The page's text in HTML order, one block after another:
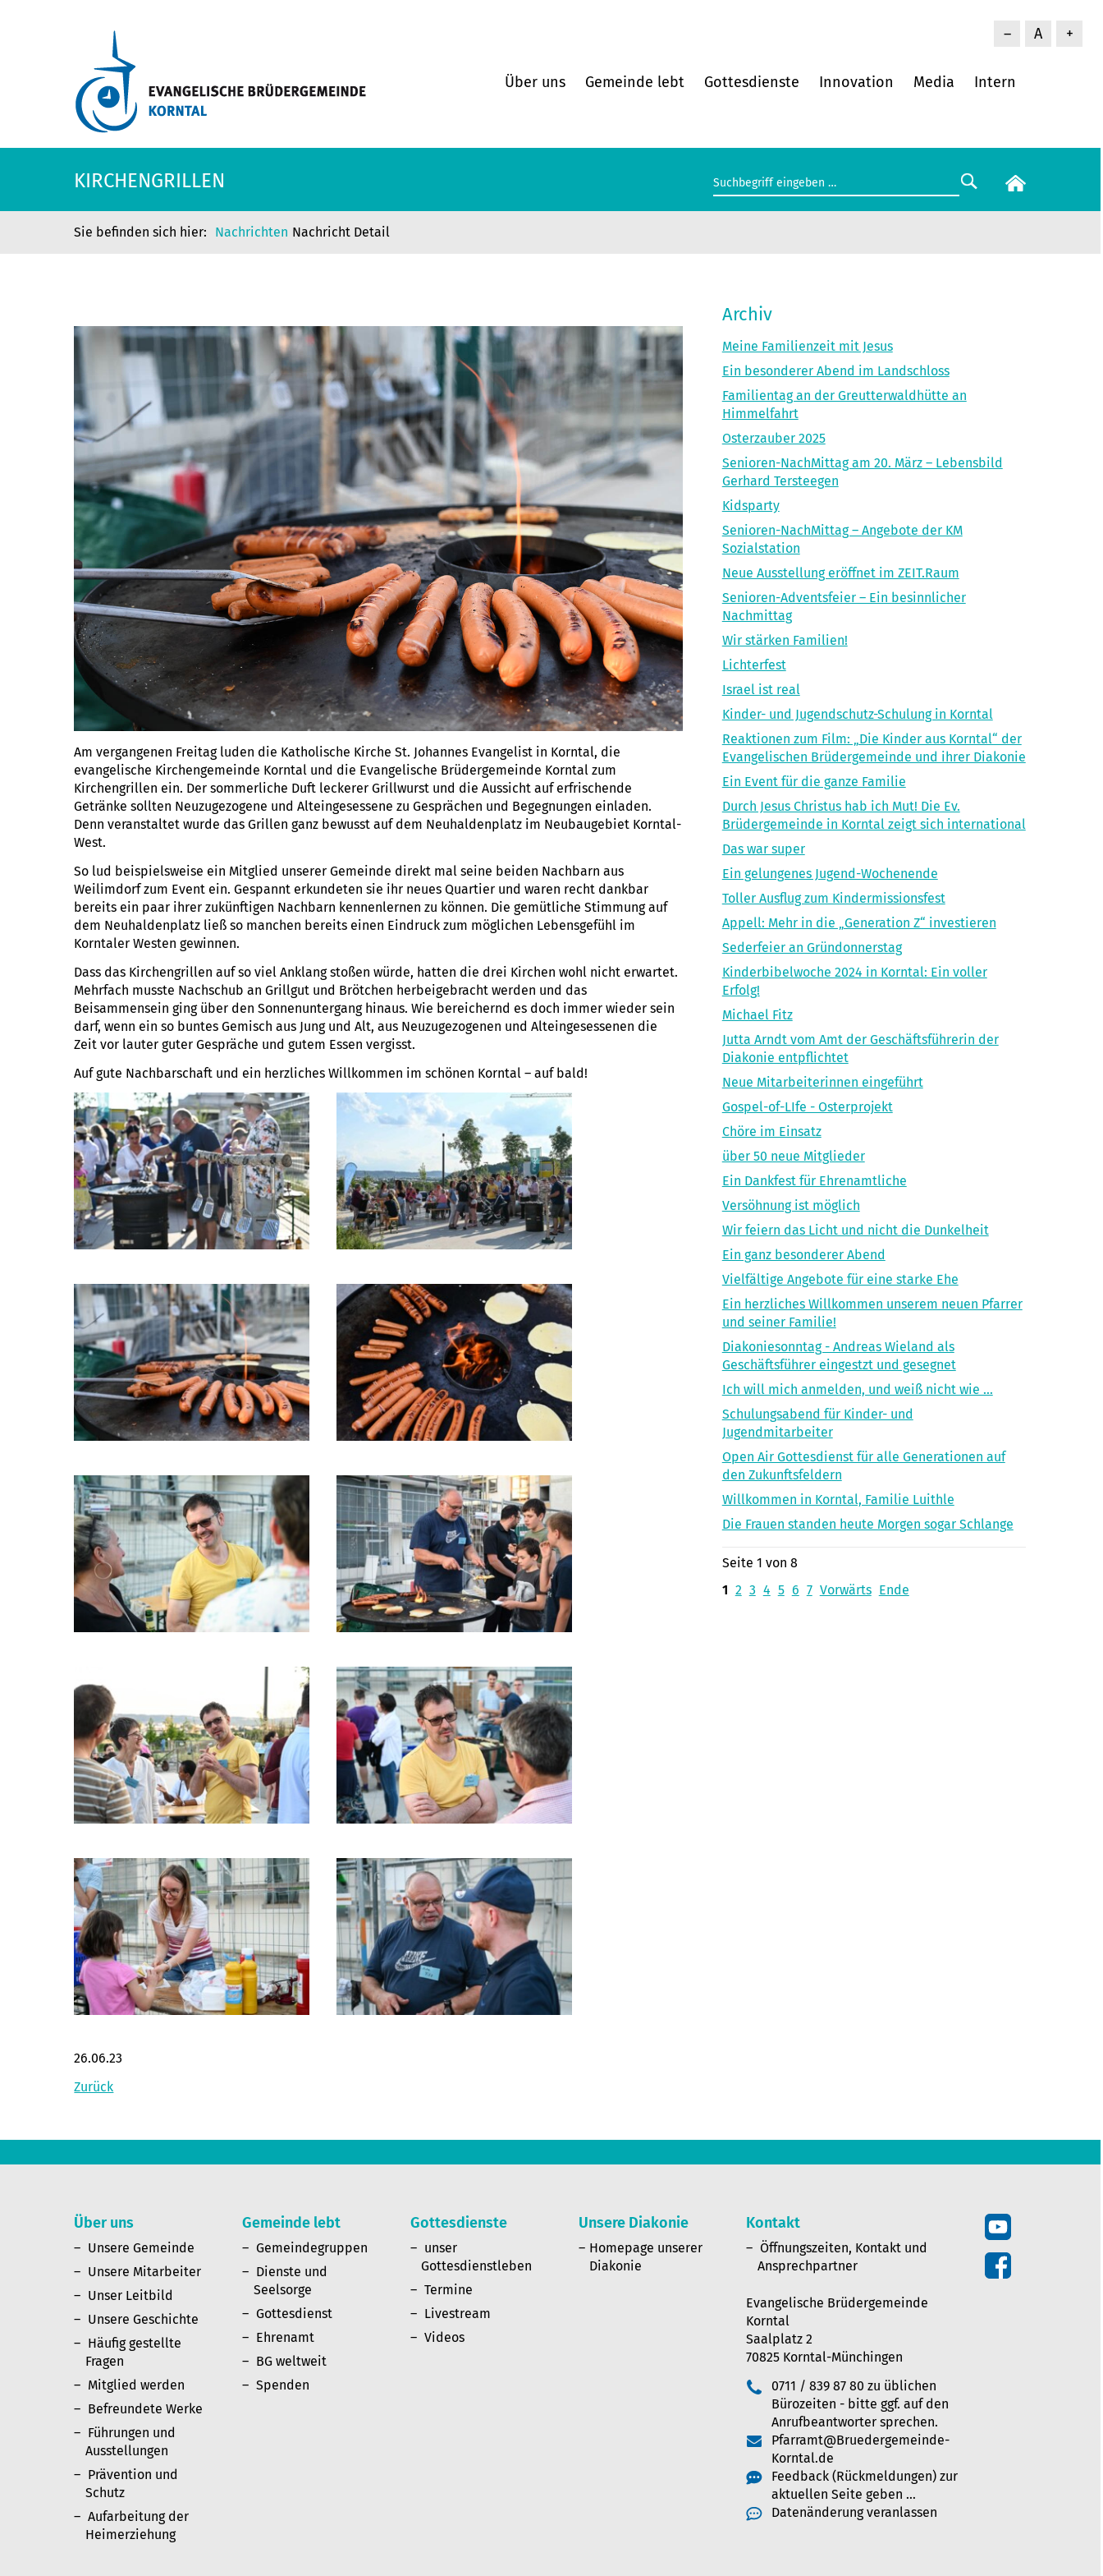
– A +
Über uns Gemeinde lebt Gottesdienste Innovation Media Intern
KIRCHENGRILLEN
Nachrichten Nachricht Detail
Am vergangenen Freitag luden die Katholische Kirche St. Johannes Evangelist in Korntal, die
evangelische Kirchengemeinde Korntal und die Evangelische Brüdergemeinde Korntal zum
Kirchengrillen ein. Der sommerliche Duft leckerer Grillwurst und die Aussicht auf erfrischende
Getränke sollten Neuzugezogene und Alteingesessene zu Gesprächen und Begegnungen einladen.
Denn veranstaltet wurde das Grillen ganz bewusst auf dem Neuhaldenplatz im Neubaugebiet Korntal-
West.
So lud beispielsweise ein Mitglied unserer Gemeinde direkt mal seine beiden Nachbarn aus
Weilimdorf zum Event ein. Gespannt erkundeten sie ihr neues Quartier und waren recht dankbar
bereits ein paar ihrer zukünftigen Nachbarn kennenlernen zu können. Die gemütliche Stimmung auf
dem Neuhaldenplatz ließ so manchen bereits einen Eindruck zum möglichen Lebensgefühl im
Korntaler Westen gewinnen.
Dass das Kirchengrillen auf so viel Anklang stoßen würde, hatten die drei Kirchen wohl nicht erwartet.
Mehrfach musste Nachschub an Grillgut und Brötchen herbeigebracht werden und das
Beisammensein ging über den Sonnenuntergang hinaus. Wie bereichernd es doch immer wieder sein
darf, wenn ein so buntes Gemisch aus Jung und Alt, aus Neuzugezogenen und Alteingesessenen die
Zeit vor lauter guter Gespräche und gutem Essen vergisst.
Auf gute Nachbarschaft und ein herzliches Willkommen im schönen Korntal – auf bald!
26.06.23
Zurück
Archiv
Meine Familienzeit mit Jesus
Ein besonderer Abend im Landschloss
Familientag an der Greutterwaldhütte an
Himmelfahrt
Osterzauber 2025
Senioren-NachMittag am 20. März – Lebensbild
Gerhard Tersteegen
Kidsparty
Senioren-NachMittag – Angebote der KM
Sozialstation
Neue Ausstellung eröffnet im ZEIT.Raum
Senioren-Adventsfeier – Ein besinnlicher
Nachmittag
Wir stärken Familien!
Lichterfest
Israel ist real
Kinder- und Jugendschutz-Schulung in Korntal
Reaktionen zum Film: „Die Kinder aus Korntal“ der
Evangelischen Brüdergemeinde und ihrer Diakonie
Ein Event für die ganze Familie
Durch Jesus Christus hab ich Mut! Die Ev.
Brüdergemeinde in Korntal zeigt sich international
Das war super
Ein gelungenes Jugend-Wochenende
Toller Ausflug zum Kindermissionsfest
Appell: Mehr in die „Generation Z“ investieren
Sederfeier an Gründonnerstag
Kinderbibelwoche 2024 in Korntal: Ein voller
Erfolg!
Michael Fitz
Jutta Arndt vom Amt der Geschäftsführerin der
Diakonie entpflichtet
Neue Mitarbeiterinnen eingeführt
Gospel-of-LIfe - Osterprojekt
Chöre im Einsatz
über 50 neue Mitglieder
Ein Dankfest für Ehrenamtliche
Versöhnung ist möglich
Wir feiern das Licht und nicht die Dunkelheit
Ein ganz besonderer Abend
Vielfältige Angebote für eine starke Ehe
Ein herzliches Willkommen unserem neuen Pfarrer
und seiner Familie!
Diakoniesonntag - Andreas Wieland als
Geschäftsführer eingestzt und gesegnet
Ich will mich anmelden, und weiß nicht wie ...
Schulungsabend für Kinder- und
Jugendmitarbeiter
Open Air Gottesdienst für alle Generationen auf
den Zukunftsfeldern
Willkommen in Korntal, Familie Luithle
Die Frauen standen heute Morgen sogar Schlange
Seite 1 von 8
1 2 3 4 5 6 7 Vorwärts Ende
Über uns
Unsere Gemeinde
Unsere Mitarbeiter
Unser Leitbild
Unsere Geschichte
Häufig gestellte
Fragen
Mitglied werden
Befreundete Werke
Führungen und
Ausstellungen
Prävention und
Schutz
Aufarbeitung der
Heimerziehung
Gemeinde lebt
Gemeindegruppen
Dienste und
Seelsorge
Gottesdienst
Ehrenamt
BG weltweit
Spenden
Gottesdienste
unser
Gottesdienstleben
Termine
Livestream
Videos
Unsere Diakonie
Homepage unserer
Diakonie
Kontakt
Öffnungszeiten, Kontakt und
Ansprechpartner
Evangelische Brüdergemeinde
Korntal
Saalplatz 2
70825 Korntal-Münchingen
0711 / 839 87 80 zu üblichen
Bürozeiten - bitte ggf. auf den
Anrufbeantworter sprechen.
Pfarramt@Bruedergemeinde-
Korntal.de
Feedback (Rückmeldungen) zur
aktuellen Seite geben …
Datenänderung veranlassen